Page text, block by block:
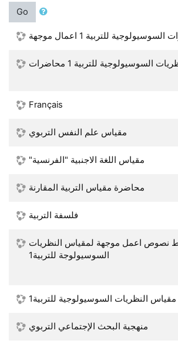
Go
للتربية 1 اعمال موجهة
السوسيولوجية للتربية 1 محاضرات
Français
مقياس علم النفس التربوي
"مقياس اللغة الاجنبية "الفرنسية
محاضرة مقياس التربية المقارنة
فلسفة التربية
نصوص اعمل موجهة لمقياس النظريات
السوسيولوجة للتربية1
مقياس النظريات السوسيولوجية للتربية1
منهجية البحث الإجتماعي التربوي